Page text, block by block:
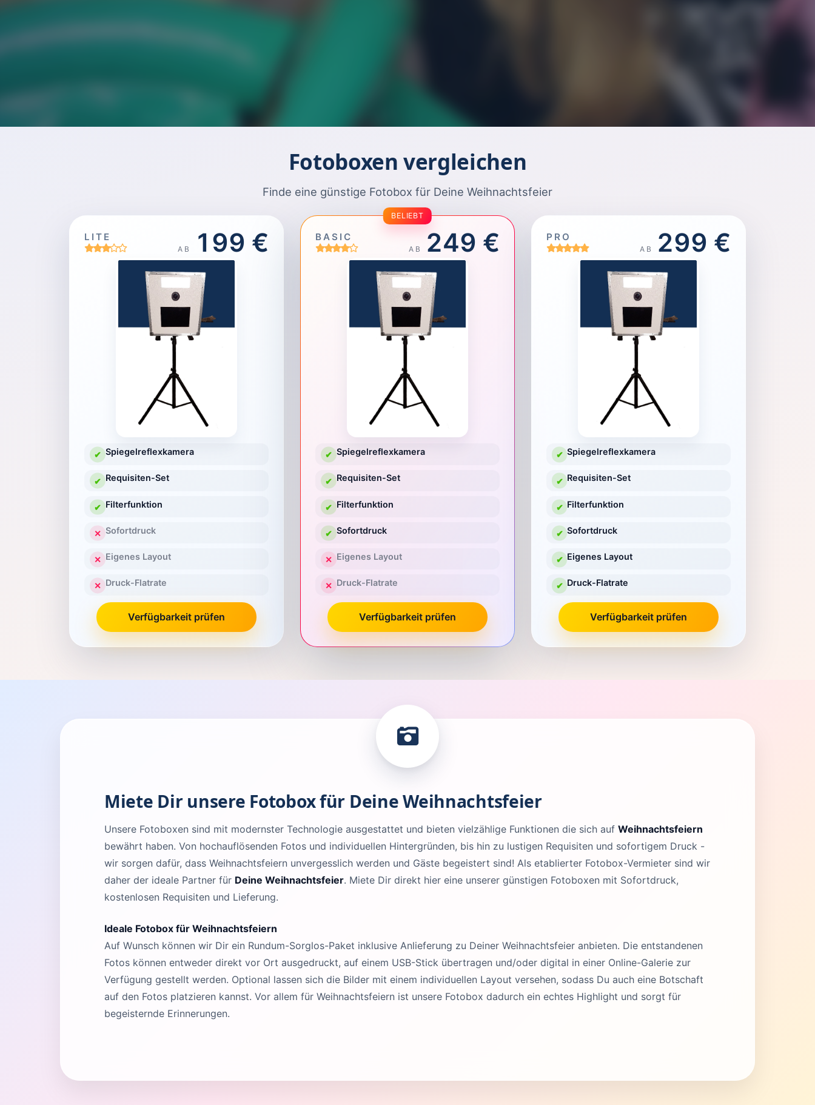
Fotoboxen vergleichen
Finde eine günstige Fotobox für Deine Weihnachtsfeier
LITE
AB 199 €
✔ Spiegelreflexkamera
✔ Requisiten-Set
✔ Filterfunktion
✕ Sofortdruck
✕ Eigenes Layout
✕ Druck-Flatrate
Verfügbarkeit prüfen
BELIEBT
BASIC
AB 249 €
✔ Spiegelreflexkamera
✔ Requisiten-Set
✔ Filterfunktion
✔ Sofortdruck
✕ Eigenes Layout
✕ Druck-Flatrate
Verfügbarkeit prüfen
PRO
AB 299 €
✔ Spiegelreflexkamera
✔ Requisiten-Set
✔ Filterfunktion
✔ Sofortdruck
✔ Eigenes Layout
✔ Druck-Flatrate
Verfügbarkeit prüfen
Miete Dir unsere Fotobox für Deine Weihnachtsfeier
Unsere Fotoboxen sind mit modernster Technologie ausgestattet und bieten vielzählige Funktionen die sich auf Weihnachtsfeiern
bewährt haben. Von hochauflösenden Fotos und individuellen Hintergründen, bis hin zu lustigen Requisiten und sofortigem Druck -
wir sorgen dafür, dass Weihnachtsfeiern unvergesslich werden und Gäste begeistert sind! Als etablierter Fotobox-Vermieter sind wir
daher der ideale Partner für Deine Weihnachtsfeier. Miete Dir direkt hier eine unserer günstigen Fotoboxen mit Sofortdruck,
kostenlosen Requisiten und Lieferung.
Ideale Fotobox für Weihnachtsfeiern
Auf Wunsch können wir Dir ein Rundum-Sorglos-Paket inklusive Anlieferung zu Deiner Weihnachtsfeier anbieten. Die entstandenen
Fotos können entweder direkt vor Ort ausgedruckt, auf einem USB-Stick übertragen und/oder digital in einer Online-Galerie zur
Verfügung gestellt werden. Optional lassen sich die Bilder mit einem individuellen Layout versehen, sodass Du auch eine Botschaft
auf den Fotos platzieren kannst. Vor allem für Weihnachtsfeiern ist unsere Fotobox dadurch ein echtes Highlight und sorgt für
begeisternde Erinnerungen.